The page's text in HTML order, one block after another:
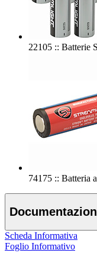
22105 :: Batterie
74175 :: Batteria
Scheda Informativa
Foglio Informativo